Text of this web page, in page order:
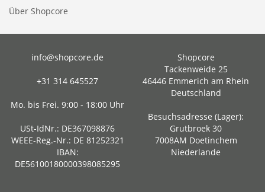
Über Shopcore
info@shopcore.de
+31 314 645527
Mo. bis Frei. 9:00 - 18:00 Uhr
USt-IdNr.: DE367098876
WEEE-Reg.-Nr.: DE 81252321
IBAN:
DE56100180000398085295
Shopcore
Tackenweide 25
46446 Emmerich am Rhein
Deutschland
Besuchsadresse (Lager):
Grutbroek 30
7008AM Doetinchem
Niederlande